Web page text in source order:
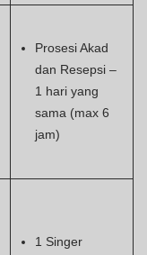
Prosesi Akad
dan Resepsi –
1 hari yang
sama (max 6
jam)
1 Singer